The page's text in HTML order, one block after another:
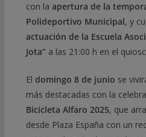
con la apertura de la
Polideportivo Municipal, y
actuación de la Escuela
Jota”a las 21:00 h en el
El domingo 8 de junio se
más destacadas con la
Bicicleta Alfaro 2025, que
desde Plaza España con un